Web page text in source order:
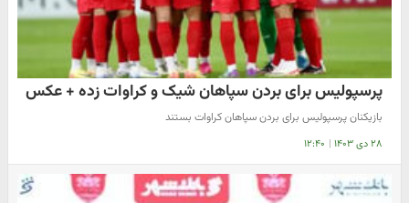
پرسپولیس برای بردن سپاهان شیک و کراوات زده + عکس
بازیکنان پرسپولیس برای بردن سپاهان کراوات بستند
۲۸ دی ۱۴۰۳ | ۱۲:۴۰